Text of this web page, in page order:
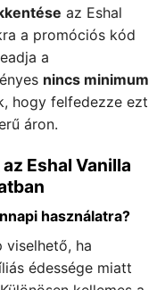
az Eshal
a promóciós kód
a
nincs minimum
hogy felfedezze ezt
áron.
Eshal Vanilla
használatra?
viselhető, ha
édessége miatt